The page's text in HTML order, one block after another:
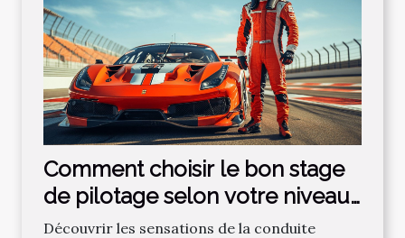
Comment choisir le bon stage
de pilotage selon votre niveau
?
Découvrir les sensations de la conduite